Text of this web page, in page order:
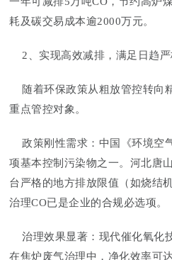
耗及碳交易成本逾2000万元。
2、实现高效减排，满足日趋严
随着环保政策从粗放管控转向
重点管控对象。
政策刚性需求：中国《环境空
项基本控制污染物之一。河北唐
台严格的地方排放限值（如烧结
治理CO已是企业的合规必选项。
治理效果显著：现代催化氧化
在焦炉废气治理中，净化效率可